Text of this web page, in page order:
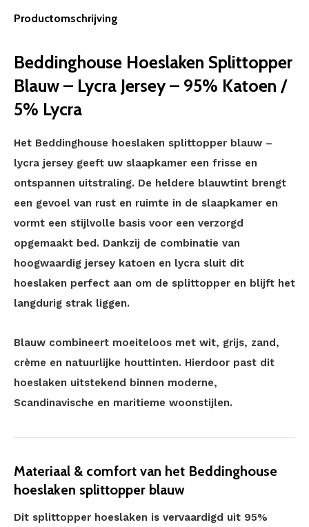
Productomschrijving
Beddinghouse Hoeslaken Splittopper
Blauw – Lycra Jersey – 95% Katoen /
5% Lycra
Het Beddinghouse hoeslaken splittopper blauw –
lycra jersey geeft uw slaapkamer een frisse en
ontspannen uitstraling. De heldere blauwtint brengt
een gevoel van rust en ruimte in de slaapkamer en
vormt een stijlvolle basis voor een verzorgd
opgemaakt bed. Dankzij de combinatie van
hoogwaardig jersey katoen en lycra sluit dit
hoeslaken perfect aan om de splittopper en blijft het
langdurig strak liggen.
Blauw combineert moeiteloos met wit, grijs, zand,
crème en natuurlijke houttinten. Hierdoor past dit
hoeslaken uitstekend binnen moderne,
Scandinavische en maritieme woonstijlen.
Materiaal & comfort van het Beddinghouse
hoeslaken splittopper blauw
Dit splittopper hoeslaken is vervaardigd uit 95%